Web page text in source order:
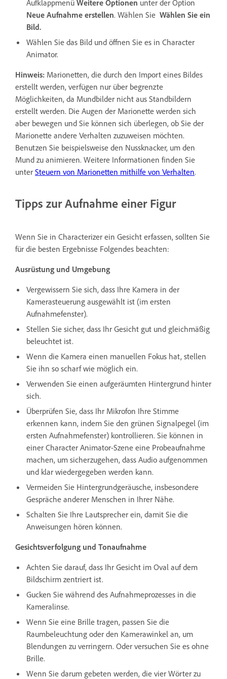
Aufklappmenü Weitere Optionen unter der Option
Neue Aufnahme erstellen. Wählen Sie Wählen Sie ein
Bild.
Wählen Sie das Bild und öffnen Sie es in Character
Animator.
Hinweis: Marionetten, die durch den Import eines Bildes
erstellt werden, verfügen nur über begrenzte
Möglichkeiten, da Mundbilder nicht aus Standbildern
erstellt werden. Die Augen der Marionette werden sich
aber bewegen und Sie können sich überlegen, ob Sie der
Marionette andere Verhalten zuzuweisen möchten.
Benutzen Sie beispielsweise den Nussknacker, um den
Mund zu animieren. Weitere Informationen finden Sie
unter Steuern von Marionetten mithilfe von Verhalten.
Tipps zur Aufnahme einer Figur
Wenn Sie in Characterizer ein Gesicht erfassen, sollten Sie
für die besten Ergebnisse Folgendes beachten:
Ausrüstung und Umgebung
Vergewissern Sie sich, dass Ihre Kamera in der
Kamerasteuerung ausgewählt ist (im ersten
Aufnahmefenster).
Stellen Sie sicher, dass Ihr Gesicht gut und gleichmäßig
beleuchtet ist.
Wenn die Kamera einen manuellen Fokus hat, stellen
Sie ihn so scharf wie möglich ein.
Verwenden Sie einen aufgeräumten Hintergrund hinter
sich.
Überprüfen Sie, dass Ihr Mikrofon Ihre Stimme
erkennen kann, indem Sie den grünen Signalpegel (im
ersten Aufnahmefenster) kontrollieren. Sie können in
einer Character Animator-Szene eine Probeaufnahme
machen, um sicherzugehen, dass Audio aufgenommen
und klar wiedergegeben werden kann.
Vermeiden Sie Hintergrundgeräusche, insbesondere
Gespräche anderer Menschen in Ihrer Nähe.
Schalten Sie Ihre Lautsprecher ein, damit Sie die
Anweisungen hören können.
Gesichtsverfolgung und Tonaufnahme
Achten Sie darauf, dass Ihr Gesicht im Oval auf dem
Bildschirm zentriert ist.
Gucken Sie während des Aufnahmeprozesses in die
Kameralinse.
Wenn Sie eine Brille tragen, passen Sie die
Raumbeleuchtung oder den Kamerawinkel an, um
Blendungen zu verringern. Oder versuchen Sie es ohne
Brille.
Wenn Sie darum gebeten werden, die vier Wörter zu